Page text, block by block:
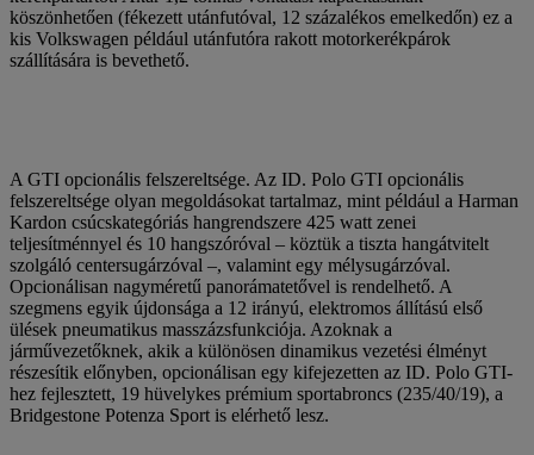
köszönhetően (fékezett utánfutóval, 12 százalékos emelkedőn) ez a
kis Volkswagen például utánfutóra rakott motorkerékpárok
szállítására is bevethető.
A GTI opcionális felszereltsége. Az ID. Polo GTI opcionális
felszereltsége olyan megoldásokat tartalmaz, mint például a Harman
Kardon csúcskategóriás hangrendszere 425 watt zenei
teljesítménnyel és 10 hangszóróval – köztük a tiszta hangátvitelt
szolgáló centersugárzóval –, valamint egy mélysugárzóval.
Opcionálisan nagyméretű panorámatetővel is rendelhető. A
szegmens egyik újdonsága a 12 irányú, elektromos állítású első
ülések pneumatikus masszázsfunkciója. Azoknak a
járművezetőknek, akik a különösen dinamikus vezetési élményt
részesítik előnyben, opcionálisan egy kifejezetten az ID. Polo GTI-
hez fejlesztett, 19 hüvelykes prémium sportabroncs (235/40/19), a
Bridgestone Potenza Sport is elérhető lesz.